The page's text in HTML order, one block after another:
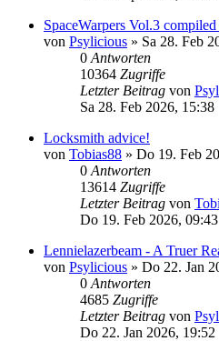
SpaceWarpers Vol.3
von Psylicious » Sa 28. Feb
0 Antworten
10364 Zugriffe
Letzter Beitrag von
Sa 28. Feb 2026, 15:38
Locksmith advice!
von Tobias88 » Do 19. Feb
0 Antworten
13614 Zugriffe
Letzter Beitrag von
Do 19. Feb 2026, 09:43
Lennielazerbeam - A Truer
von Psylicious » Do 22. Jan
0 Antworten
4685 Zugriffe
Letzter Beitrag von
Do 22. Jan 2026, 19:52